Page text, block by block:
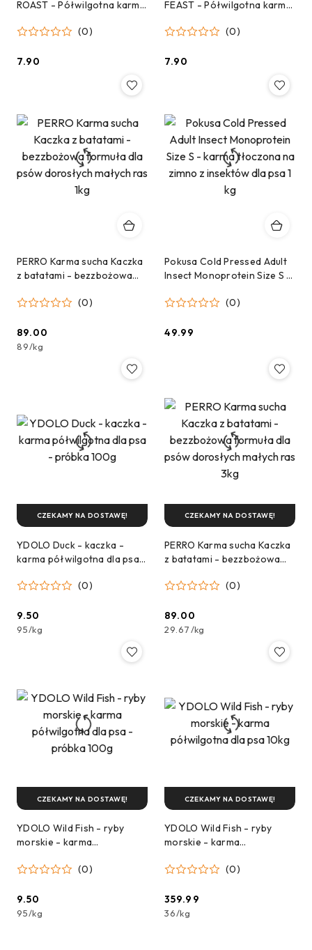
ROAST - Półwilgotna karma
kaczką i rybą 45g
(0)
Cena:
7.90
FEAST - Półwilgotna karma
indykiem 45g (0)
Cena:
7.90
PERRO Karma sucha Kaczka
z batatami - bezzbożowa
dorosłych małych ras 1kg
(0)
Cena:
89.00
89/kg
Pokusa Cold Pressed Adult
Insect Monoprotein Size S -
insektów dla psa 1 kg
(0)
Cena:
49.99
YDOLO Duck - kaczka -
karma półwilgotna dla psa -
(0)
Cena:
9.50
95/kg
CZEKAMY NA DOSTAWĘ!
PERRO Karma sucha Kaczka
z batatami - bezzbożowa
dorosłych małych ras 3kg
(0)
Cena:
89.00
29.67/kg
CZEKAMY NA DOSTAWĘ!
YDOLO Wild Fish - ryby
morskie - karma
próbka 100g (0)
Cena:
9.50
95/kg
CZEKAMY NA DOSTAWĘ!
YDOLO Wild Fish - ryby
morskie - karma
(0)
Cena:
359.99
36/kg
CZEKAMY NA DOSTAWĘ!